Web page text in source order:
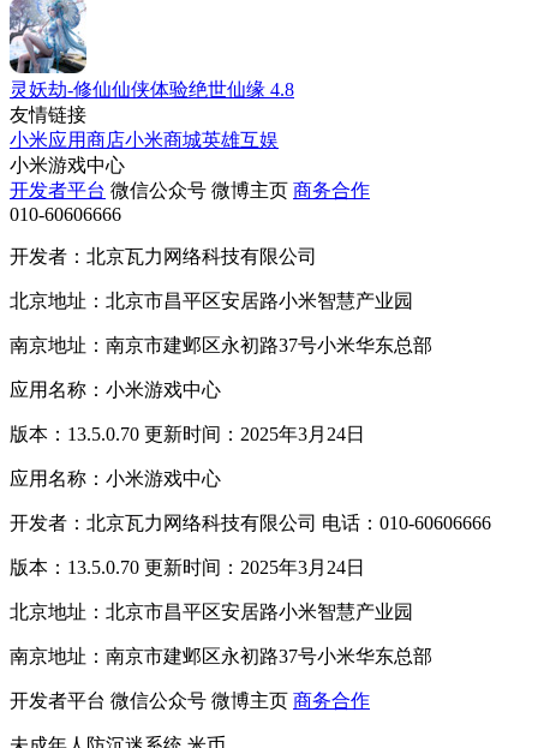
灵妖劫-修仙仙侠体验绝世仙缘 4.8
友情链接
小米应用商店小米商城英雄互娱
小米游戏中心
开发者平台 微信公众号 微博主页 商务合作
010-60606666
开发者：北京瓦力网络科技有限公司
北京地址：北京市昌平区安居路小米智慧产业园
南京地址：南京市建邺区永初路37号小米华东总部
应用名称：小米游戏中心
版本：13.5.0.70 更新时间：2025年3月24日
应用名称：小米游戏中心
开发者：北京瓦力网络科技有限公司 电话：010-60606666
版本：13.5.0.70 更新时间：2025年3月24日
北京地址：北京市昌平区安居路小米智慧产业园
南京地址：南京市建邺区永初路37号小米华东总部
开发者平台 微信公众号 微博主页 商务合作